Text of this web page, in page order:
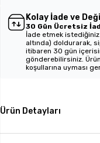
Kolay İade ve
30 Gün Ücretsiz
İade etmek
altında) doldurarak,
itibaren 30 gün
gönderebilirsiniz.
koşullarına uyması
Ürün Detayları